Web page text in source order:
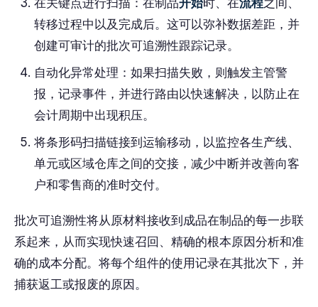
在关键点进行扫描：在制品开始时、在流程之间、
转移过程中以及完成后。这可以弥补数据差距，并
创建可审计的批次可追溯性跟踪记录。
自动化异常处理：如果扫描失败，则触发主管警
报，记录事件，并进行路由以快速解决，以防止在
会计周期中出现积压。
将条形码扫描链接到运输移动，以监控各生产线、
单元或区域仓库之间的交接，减少中断并改善向客
户和零售商的准时交付。
批次可追溯性将从原材料接收到成品在制品的每一步联
系起来，从而实现快速召回、精确的根本原因分析和准
确的成本分配。将每个组件的使用记录在其批次下，并
捕获返工或报废的原因。